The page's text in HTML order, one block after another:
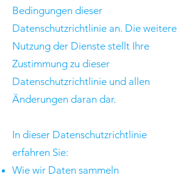
Bedingungen dieser
Datenschutzrichtlinie an. Die weitere
Nutzung der Dienste stellt Ihre
Zustimmung zu dieser
Datenschutzrichtlinie und allen
Änderungen daran dar.
In dieser Datenschutzrichtlinie
erfahren Sie:
Wie wir Daten sammeln